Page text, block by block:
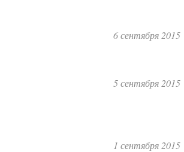
6 сентября 2015
5 сентября 2015
1 сентября 2015